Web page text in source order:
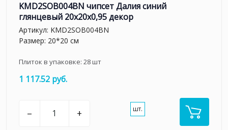
KMD2SOB004BN чипсет Далия синий
глянцевый 20x20x0,95 декор
Артикул: KMD2SOB004BN
Размер: 20*20 см
Плиток в упаковке: 28шт
1 117.52 руб.
– + шт.